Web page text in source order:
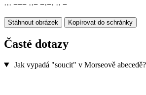
··· −−− ··− −·−· ·· −
Stáhnout obrázek Kopírovat do schránky
Časté dotazy
Jak vypadá "soucit" v Morseově abecedě?